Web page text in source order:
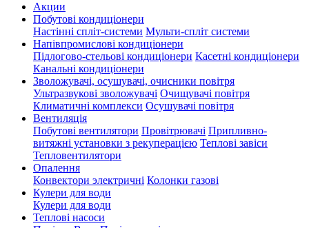
Акции
Побутові кондиціонери
Настінні спліт-системи Мульти-спліт системи
Напівпромислові кондиціонери
Підлогово-стельові кондиціонери Касетні кондиціонери
Канальні кондиціонери
Зволожувачі, осушувачі, очисники повітря
Ультразвукові зволожувачі Очищувачі повітря
Климатичні комплекси Осушувачі повітря
Вентиляція
Побутові вентилятори Провітрювачі Припливно-
витяжні установки з рекуперацією Теплові завіси
Тепловентилятори
Опалення
Конвектори электричні Колонки газові
Кулери для води
Кулери для води
Теплові насоси